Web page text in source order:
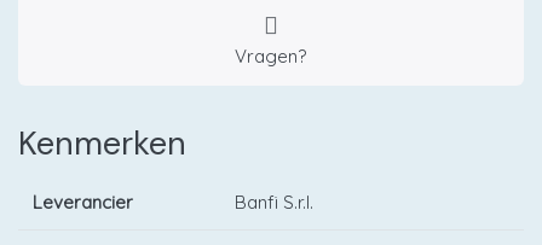
Vragen?
Kenmerken
Leverancier Banfi S.r.l.